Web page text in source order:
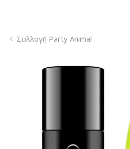
Συλλογή Party Animal